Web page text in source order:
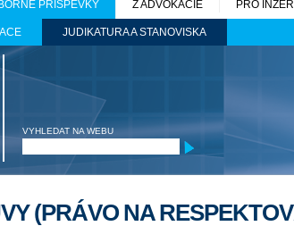
PŘÍSPĚVKY
JUDIKATURA A STANOVISKA
Z ADVOKACIE PRO
VYHLEDAT NA WEBU
(PRÁVO NA